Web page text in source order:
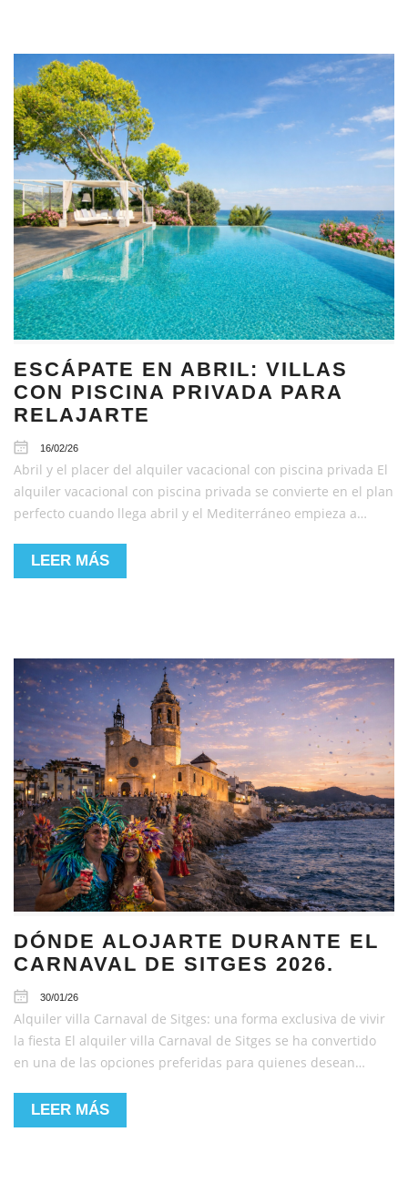
ESCÁPATE EN ABRIL: VILLAS
CON PISCINA PRIVADA PARA
RELAJARTE
16/02/26
Abril y el placer del alquiler vacacional con piscina privada El
alquiler vacacional con piscina privada se convierte en el plan
perfecto cuando llega abril y el Mediterráneo empieza a…
LEER MÁS
DÓNDE ALOJARTE DURANTE EL
CARNAVAL DE SITGES 2026.
30/01/26
Alquiler villa Carnaval de Sitges: una forma exclusiva de vivir
la fiesta El alquiler villa Carnaval de Sitges se ha convertido
en una de las opciones preferidas para quienes desean…
LEER MÁS